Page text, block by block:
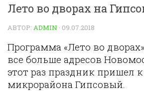
Лето во дворах на
АВТОР: ADMIN · 09.07.2018
Программа «Лето во
все больше адресов
этот раз праздник пришел
микрорайона Гипсовый.